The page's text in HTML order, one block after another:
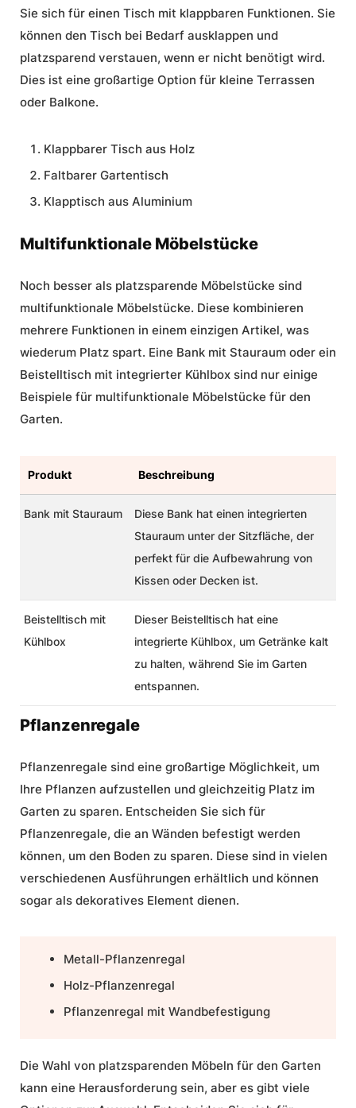
Sie sich für einen Tisch mit klappbaren Funktionen. Sie
können den Tisch bei Bedarf ausklappen und
platzsparend verstauen, wenn er nicht benötigt wird.
Dies ist eine großartige Option für kleine Terrassen
oder Balkone.
Klappbarer Tisch aus Holz
Faltbarer Gartentisch
Klapptisch aus Aluminium
Multifunktionale Möbelstücke
Noch besser als platzsparende Möbelstücke sind
multifunktionale Möbelstücke. Diese kombinieren
mehrere Funktionen in einem einzigen Artikel, was
wiederum Platz spart. Eine Bank mit Stauraum oder ein
Beistelltisch mit integrierter Kühlbox sind nur einige
Beispiele für multifunktionale Möbelstücke für den
Garten.
Produkt Beschreibung
Bank mit Stauraum
Diese Bank hat einen integrierten
Stauraum unter der Sitzfläche, der
perfekt für die Aufbewahrung von
Kissen oder Decken ist.
Beistelltisch mit
Kühlbox
Dieser Beistelltisch hat eine
integrierte Kühlbox, um Getränke kalt
zu halten, während Sie im Garten
entspannen.
Pflanzenregale
Pflanzenregale sind eine großartige Möglichkeit, um
Ihre Pflanzen aufzustellen und gleichzeitig Platz im
Garten zu sparen. Entscheiden Sie sich für
Pflanzenregale, die an Wänden befestigt werden
können, um den Boden zu sparen. Diese sind in vielen
verschiedenen Ausführungen erhältlich und können
sogar als dekoratives Element dienen.
Metall-Pflanzenregal
Holz-Pflanzenregal
Pflanzenregal mit Wandbefestigung
Die Wahl von platzsparenden Möbeln für den Garten
kann eine Herausforderung sein, aber es gibt viele